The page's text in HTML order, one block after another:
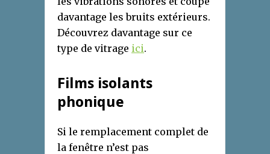
davantage les bruits extérieurs.
Découvrez davantage sur ce
type de vitrage ici.
Films isolants
phonique
Si le remplacement complet de
la fenêtre n’est pas